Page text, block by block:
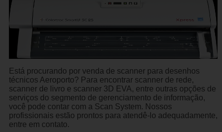
Está procurando por venda de scanner para desenhos
técnicos Aeroporto? Para encontrar scanner de rede,
scanner de livro e scanner 3D EVA, entre outras opções de
serviços do segmento de gerenciamento de informação,
você pode contar com a Scan System. Nossos
profissionais estão prontos para atendê-lo adequadamente,
entre em contato.